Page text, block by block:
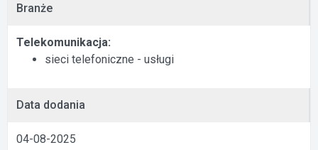
Branże
Telekomunikacja:
sieci telefoniczne - usługi
Data dodania
04-08-2025